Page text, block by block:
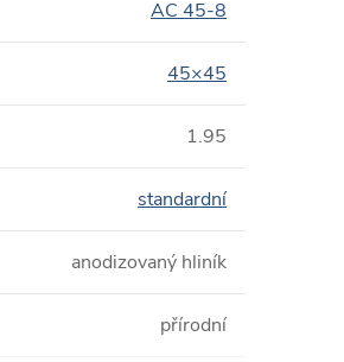
AC 45-8
45×45
1.95
standardní
anodizovaný hliník
přírodní